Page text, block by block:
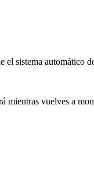
el sistema automático
mientras vuelves a